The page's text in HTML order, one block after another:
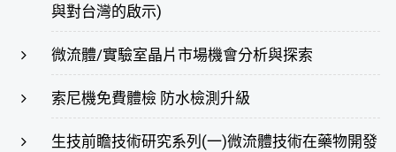
與對台灣的啟示)
微流體/實驗室晶片市場機會分析與探索
索尼機免費體檢 防水檢測升級
生技前瞻技術研究系列(一)微流體技術在藥物開發